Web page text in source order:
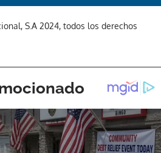
S.A 2024, todos los derechos